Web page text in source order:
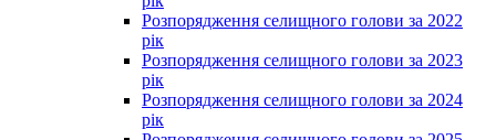
Розпорядження селищного голови за 2022
рік
Розпорядження селищного голови за 2023
рік
Розпорядження селищного голови за 2024
рік